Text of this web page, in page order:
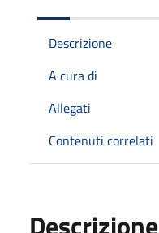
Descrizione
A cura di
Allegati
Contenuti correlati